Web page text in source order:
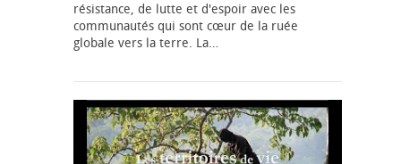
résistance, de lutte et d'espoir avec les
communautés qui sont cœur de la ruée
globale vers la terre. La…